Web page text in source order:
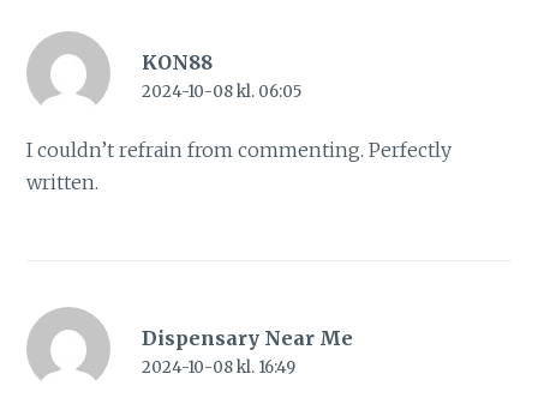
KON88
2024-10-08 kl. 06:05
I couldn’t refrain from commenting. Perfectly
written.
Dispensary Near Me
2024-10-08 kl. 16:49